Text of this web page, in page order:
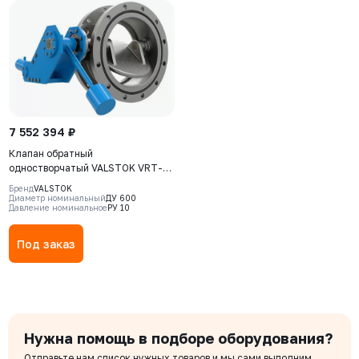
7 552 394 ₽
Клапан обратный
одностворчатый VALSTOK VRT-
221-02-0600-PN10-CW-M,
DN0600 PN10, корпус - CF8M,
диск - CF8M, уплотнение - Metal,
Ф/Ф, противовес
БрендVALSTOK
Диаметр номинальныйДУ 600
Давление номинальноеРУ 10
Под заказ
Нужна помощь в подборе оборудования?